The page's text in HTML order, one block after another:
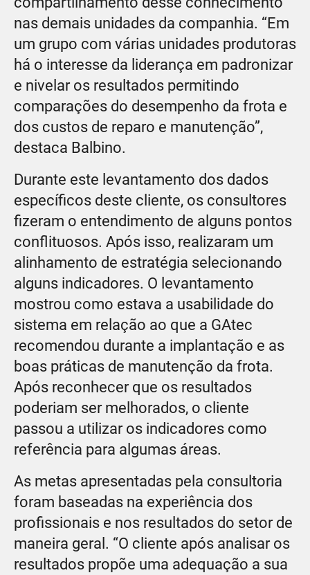
nas demais unidades da companhia. “Em
um grupo com várias unidades produtoras
há o interesse da liderança em padronizar
e nivelar os resultados permitindo
comparações do desempenho da frota e
dos custos de reparo e manutenção”,
destaca Balbino.
Durante este levantamento dos dados
específicos deste cliente, os consultores
fizeram o entendimento de alguns pontos
conflituosos. Após isso, realizaram um
alinhamento de estratégia selecionando
alguns indicadores. O levantamento
mostrou como estava a usabilidade do
sistema em relação ao que a GAtec
recomendou durante a implantação e as
boas práticas de manutenção da frota.
Após reconhecer que os resultados
poderiam ser melhorados, o cliente
passou a utilizar os indicadores como
referência para algumas áreas.
As metas apresentadas pela consultoria
foram baseadas na experiência dos
profissionais e nos resultados do setor de
maneira geral. “O cliente após analisar os
resultados propõe uma adequação a sua